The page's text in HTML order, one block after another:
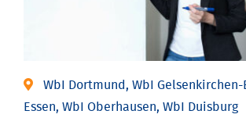
WbI Dortmund, WbI Gelsenkirchen-
Essen, WbI Oberhausen, WbI Duisburg